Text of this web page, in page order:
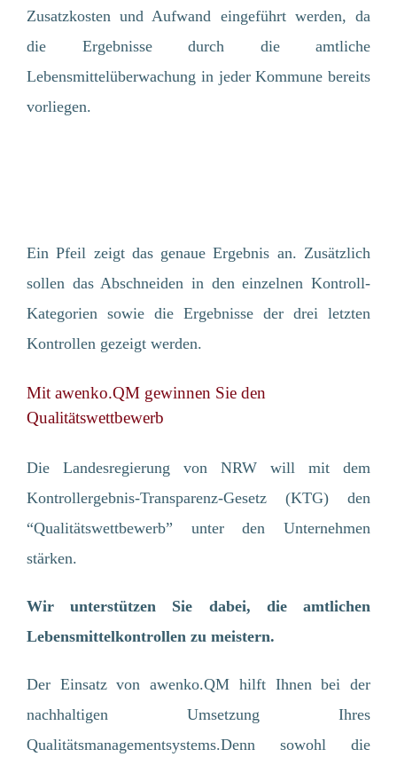
Zusatzkosten und Aufwand eingeführt werden, da
die Ergebnisse durch die amtliche
Lebensmittelüberwachung in jeder Kommune bereits
vorliegen.
Ein Pfeil zeigt das genaue Ergebnis an. Zusätzlich
sollen das Abschneiden in den einzelnen Kontroll-
Kategorien sowie die Ergebnisse der drei letzten
Kontrollen gezeigt werden.
Mit awenko.QM gewinnen Sie den
Qualitätswettbewerb
Die Landesregierung von NRW will mit dem
Kontrollergebnis-Transparenz-Gesetz (KTG) den
“Qualitätswettbewerb” unter den Unternehmen
stärken.
Wir unterstützen Sie dabei, die amtlichen
Lebensmittelkontrollen zu meistern.
Der Einsatz von awenko.QM hilft Ihnen bei der
nachhaltigen Umsetzung Ihres
Qualitätsmanagementsystems.Denn sowohl die